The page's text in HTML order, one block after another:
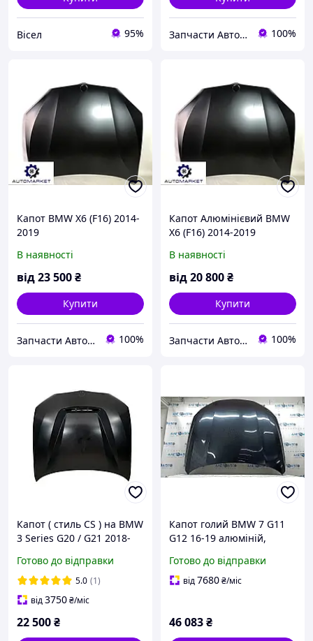
Вісел 95% Запчасти Автомаркет™ 100%
Капот BMW X6 (F16) 2014-
2019
В наявності
від23 500₴
Купити
Запчасти Автомаркет™ 100%
Капот Алюмінієвий BMW
X6 (F16) 2014-2019
В наявності
від20 800₴
Купити
Запчасти Автомаркет™ 100%
Капот ( стиль CS ) на BMW
3 Series G20 / G21 2018-
Готово до відправки
5.0 (1)
від3750₴/міс
22 500₴
Капот голий BMW 7 G11
G12 16-19 алюміній,
41617427501
Готово до відправки
від7680₴/міс
46 083₴